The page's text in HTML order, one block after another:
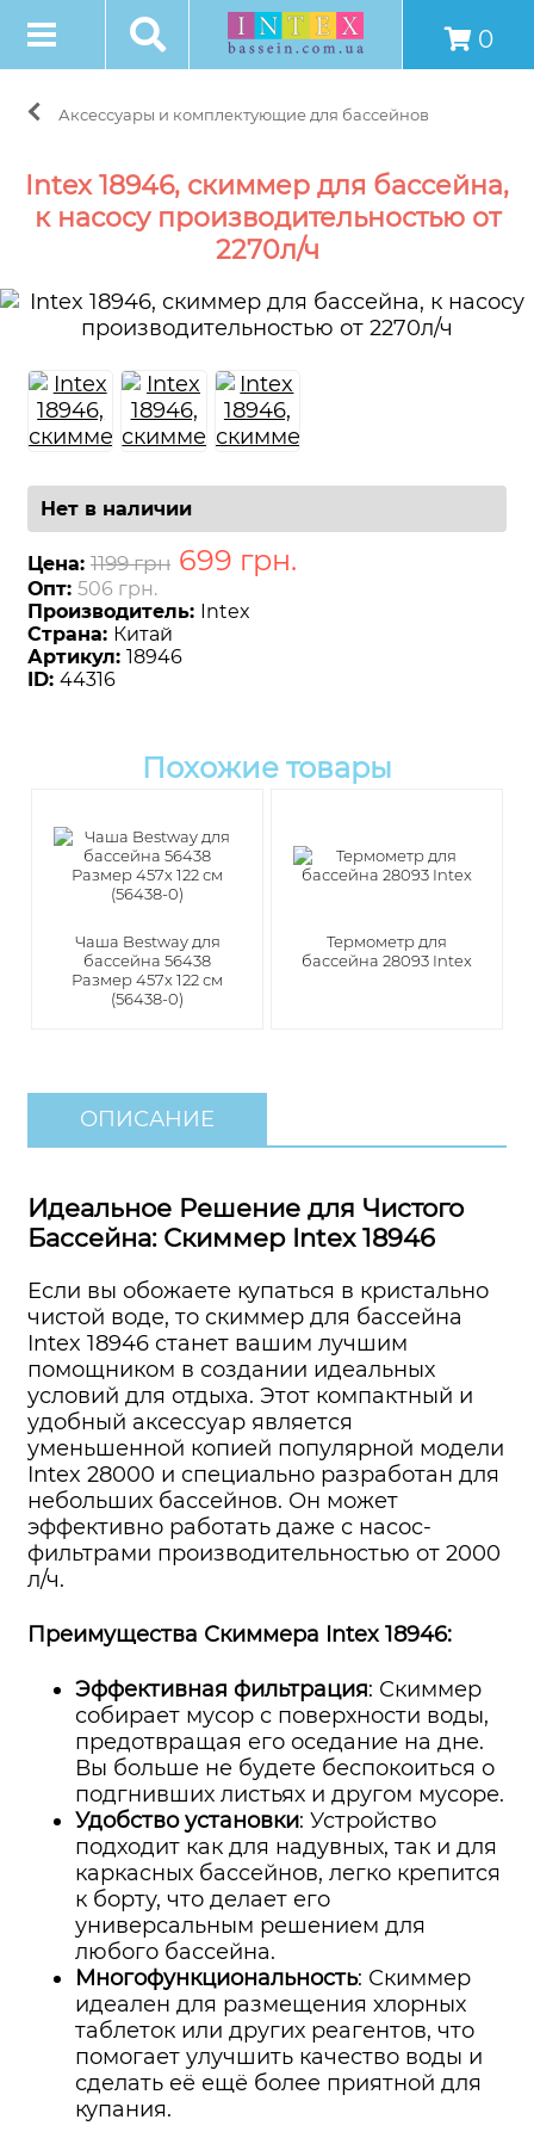
0
Аксессуары и комплектующие для бассейнов
Intex 18946, скиммер для бассейна,
к насосу производительностью от
2270л/ч
Нет в наличии
Цена: 1199 грн 699 грн.
Опт: 506 грн.
Производитель: Intex
Страна: Китай
Артикул: 18946
ID: 44316
Похожие товары
Чаша Bestway для
бассейна 56438
Размер 457х 122 см
(56438-0)
Термометр для
бассейна 28093 Intex
ОПИСАНИЕ
Идеальное Решение для Чистого
Бассейна: Скиммер Intex 18946
Если вы обожаете купаться в кристально
чистой воде, то скиммер для бассейна
Intex 18946 станет вашим лучшим
помощником в создании идеальных
условий для отдыха. Этот компактный и
удобный аксессуар является
уменьшенной копией популярной модели
Intex 28000 и специально разработан для
небольших бассейнов. Он может
эффективно работать даже с насос-
фильтрами производительностью от 2000
л/ч.
Преимущества Скиммера Intex 18946:
Эффективная фильтрация: Скиммер
собирает мусор с поверхности воды,
предотвращая его оседание на дне.
Вы больше не будете беспокоиться о
подгнивших листьях и другом мусоре.
Удобство установки: Устройство
подходит как для надувных, так и для
каркасных бассейнов, легко крепится
к борту, что делает его
универсальным решением для
любого бассейна.
Многофункциональность: Скиммер
идеален для размещения хлорных
таблеток или других реагентов, что
помогает улучшить качество воды и
сделать её ещё более приятной для
купания.